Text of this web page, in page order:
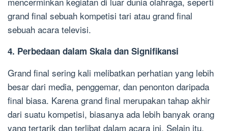
grand final sebuah kompetisi tari atau grand final
sebuah acara televisi.
4. Perbedaan dalam Skala dan Signifikansi
Grand final sering kali melibatkan perhatian yang lebih
besar dari media, penggemar, dan penonton daripada
final biasa. Karena grand final merupakan tahap akhir
dari suatu kompetisi, biasanya ada lebih banyak orang
yang tertarik dan terlibat dalam acara ini. Selain itu,